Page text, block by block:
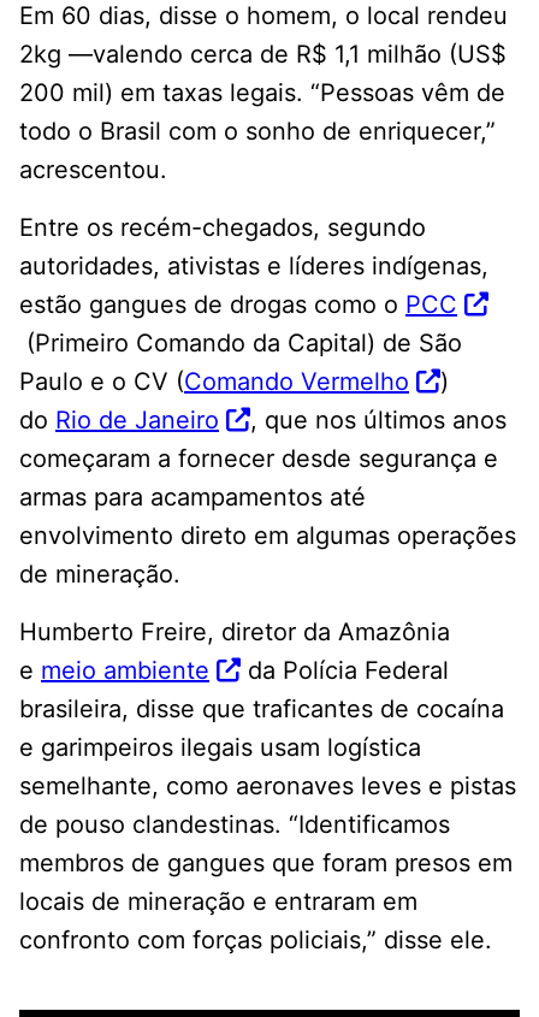
Em 60 dias, disse o homem, o local rendeu
2kg —valendo cerca de R$ 1,1 milhão (US$
200 mil) em taxas legais. “Pessoas vêm de
todo o Brasil com o sonho de enriquecer,”
acrescentou.
Entre os recém-chegados, segundo
autoridades, ativistas e líderes indígenas,
estão gangues de drogas como o PCC
(Primeiro Comando da Capital) de São
Paulo e o CV (Comando Vermelho
)
do Rio de Janeiro
, que nos últimos anos
começaram a fornecer desde segurança e
armas para acampamentos até
envolvimento direto em algumas operações
de mineração.
Humberto Freire, diretor da Amazônia
e meio ambiente
da Polícia Federal
brasileira, disse que traficantes de cocaína
e garimpeiros ilegais usam logística
semelhante, como aeronaves leves e pistas
de pouso clandestinas. “Identificamos
membros de gangues que foram presos em
locais de mineração e entraram em
confronto com forças policiais,” disse ele.